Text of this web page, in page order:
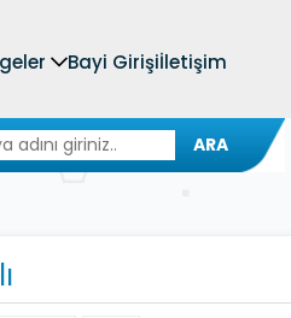
Bayi Girişiİletişim
ARA